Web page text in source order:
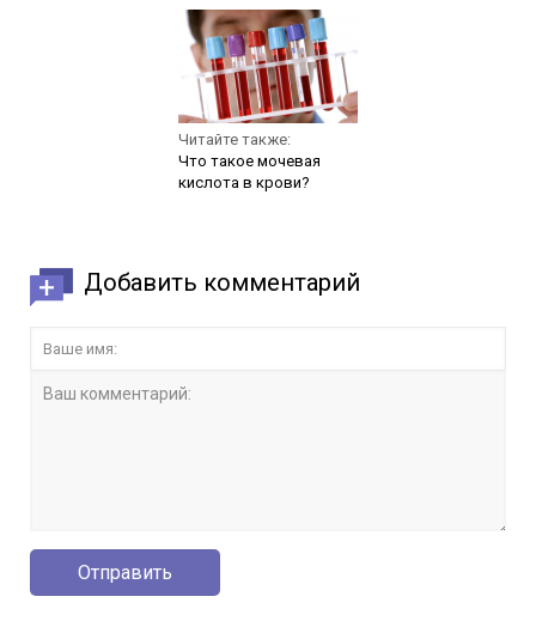
Читайте также:
Что такое мочевая
кислота в крови?
Добавить комментарий